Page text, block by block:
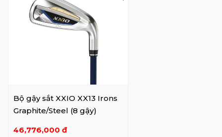
XXIO đã phát triển một loạt các dòng sản
phẩm để phục vụ nhu cầu của nhiều loại
đầu đến những người chơi có kinh nghiệm.
XXIO Prime:
XXIO, chú trọng vào sự kết hợp hoàn hảo
giữa thiết kế tinh tế và công nghệ tiên tiến.
Gậy XXIO Prime thường được thiết kế dành
Bộ gậy sắt XXIO XX13 Irons
Graphite/Steel (8 gậy)
46,776,000 đ